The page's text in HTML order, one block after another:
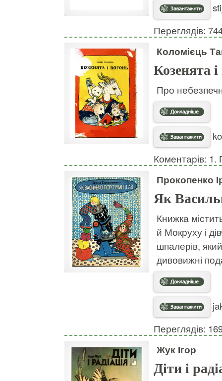
Переглядів:
Коломієць
Козенята
Про
Коментарів: 1.
Прокопенко
Як
Книжка
й Мокруху і
шпалерів,
дивовижні
Переглядів:
Жук Ігор
Діти і